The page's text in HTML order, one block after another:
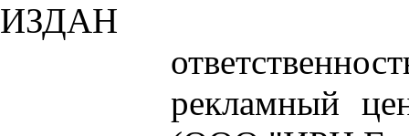
ИЗДАН
рекламный